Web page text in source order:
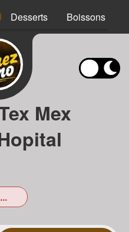
Desserts Boissons
Mex